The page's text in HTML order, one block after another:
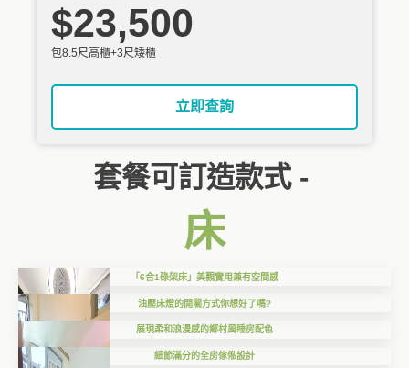
$23,500
包8.5尺高櫃+3尺矮櫃
立即查詢
套餐可訂造款式 -
床
「6合1碌架床」美觀實用兼有空間感
油壓床燈的開關方式你想好了嗎?
展現柔和浪漫感的鄉村風睡房配色
細節滿分的全房傢俬設計